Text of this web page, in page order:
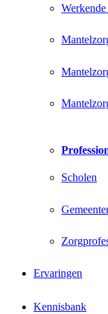
Scholen
Ervaringen
Kennisbank